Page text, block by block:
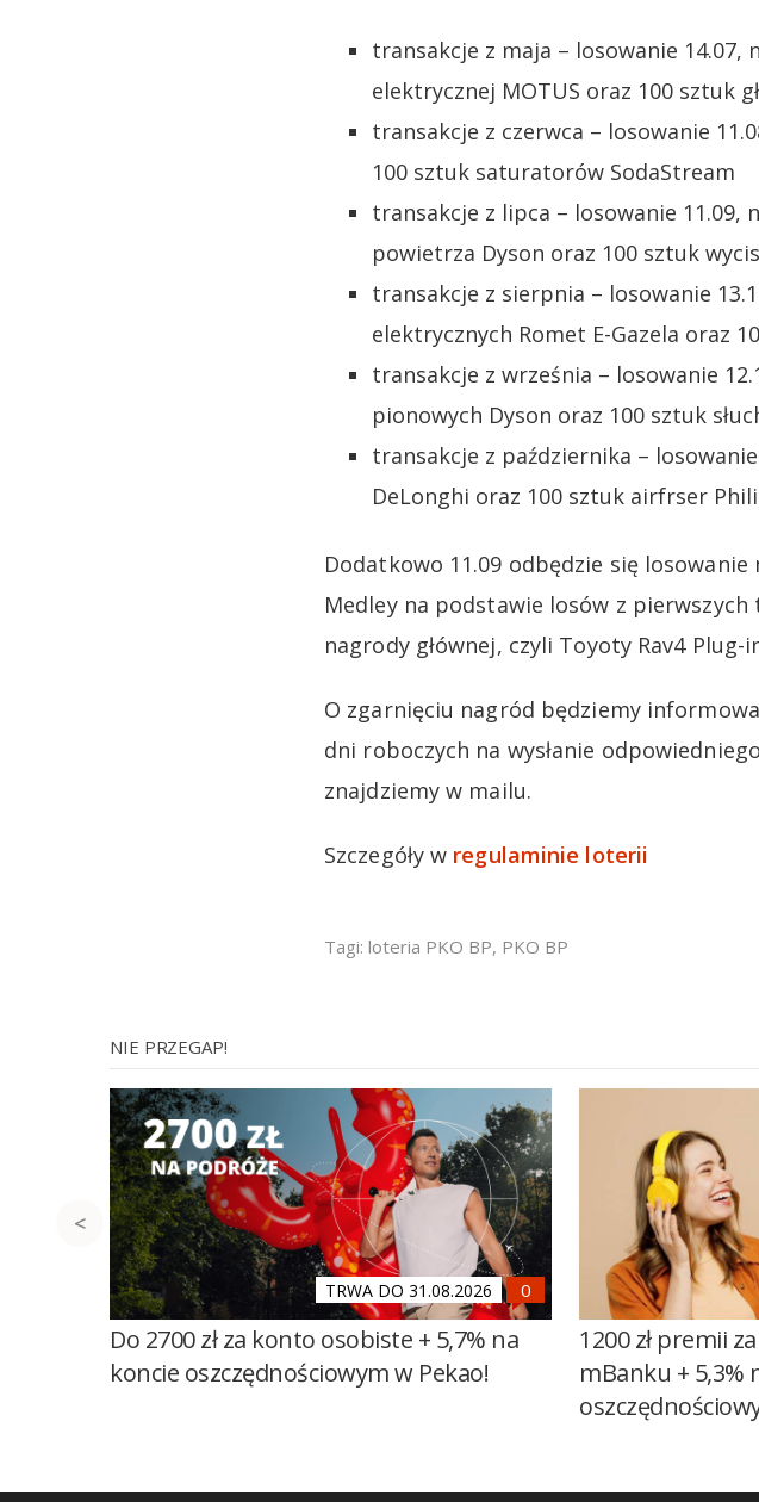
transakcje z maja – losowanie
elektrycznej MOTUS oraz 100 sztuk
transakcje z czerwca – losowanie
100 sztuk saturatorów SodaStream
transakcje z lipca – losowanie 11.09,
powietrza Dyson oraz 100 sztuk
transakcje z sierpnia – losowanie
elektrycznych Romet E-Gazela oraz
transakcje z września – losowanie
pionowych Dyson oraz 100 sztuk
transakcje z października –
DeLonghi oraz 100 sztuk airfrser
Dodatkowo 11.09 odbędzie się
Medley na podstawie losów z
nagrody głównej, czyli Toyoty Rav4 Plug-
O zgarnięciu nagród będziemy
dni roboczych na wysłanie
znajdziemy w mailu.
Szczegóły w regulaminie loterii
Tagi: loteria PKO BP, PKO BP
NIE PRZEGAP!
TRWA DO 31.08.2026
Do 2700 zł za konto osobiste + 5,7% na
koncie oszczędnościowym w Pekao!
1200 zł premii
mBanku + 5,3%